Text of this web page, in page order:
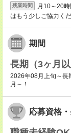
残業時間
月10～20
はもう少しご協力くだ
期間
長期（3ヶ月以
2026年08月上旬～
月～！
応募資格